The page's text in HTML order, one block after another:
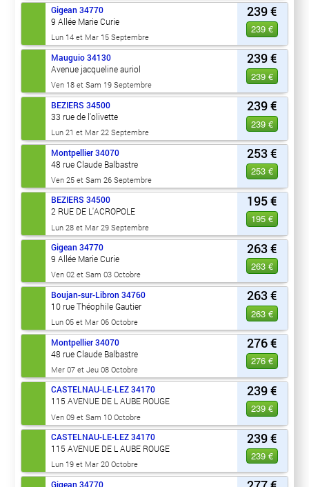
239 €
239 €
Gigean 34770
9 Allée Marie Curie
Lun 14 et Mar 15 Septembre
239 €
239 €
Mauguio 34130
Avenue jacqueline auriol
Ven 18 et Sam 19 Septembre
239 €
239 €
BEZIERS 34500
33 rue de l'olivette
Lun 21 et Mar 22 Septembre
253 €
253 €
Montpellier 34070
48 rue Claude Balbastre
Ven 25 et Sam 26 Septembre
195 €
195 €
BEZIERS 34500
2 RUE DE L'ACROPOLE
Lun 28 et Mar 29 Septembre
263 €
263 €
Gigean 34770
9 Allée Marie Curie
Ven 02 et Sam 03 Octobre
263 €
263 €
Boujan-sur-Libron 34760
10 rue Théophile Gautier
Lun 05 et Mar 06 Octobre
276 €
276 €
Montpellier 34070
48 rue Claude Balbastre
Mer 07 et Jeu 08 Octobre
239 €
239 €
CASTELNAU-LE-LEZ 34170
115 AVENUE DE L AUBE ROUGE
Ven 09 et Sam 10 Octobre
239 €
239 €
CASTELNAU-LE-LEZ 34170
115 AVENUE DE L AUBE ROUGE
Lun 19 et Mar 20 Octobre
Gigean 34770